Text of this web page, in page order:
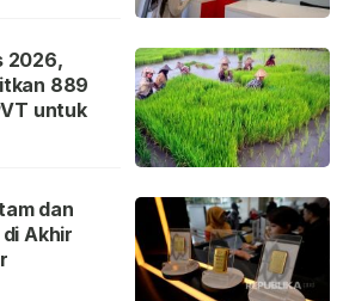
2026,
889
untuk
dan
Akhir